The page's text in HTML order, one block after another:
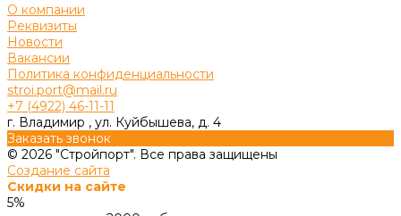
О компании
Реквизиты
Новости
Вакансии
Политика конфиденциальности
stroi.port@mail.ru
+7 (4922) 46-11-11
г. Владимир , ул. Куйбышева, д. 4
Заказать звонок
© 2026 "Стройпорт". Все права защищены
Создание сайта
Скидки на сайте
5%